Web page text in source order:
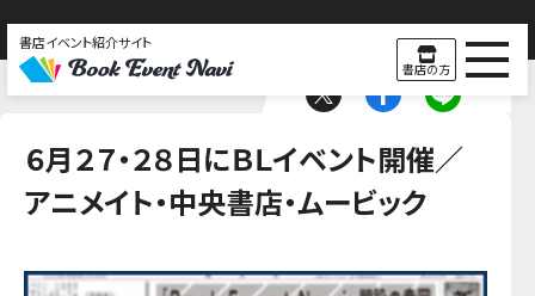
書店イベント紹介サイト
書店の方
６月２７・２８日にＢＬイベント開催／
アニメイト・中央書店・ムービック